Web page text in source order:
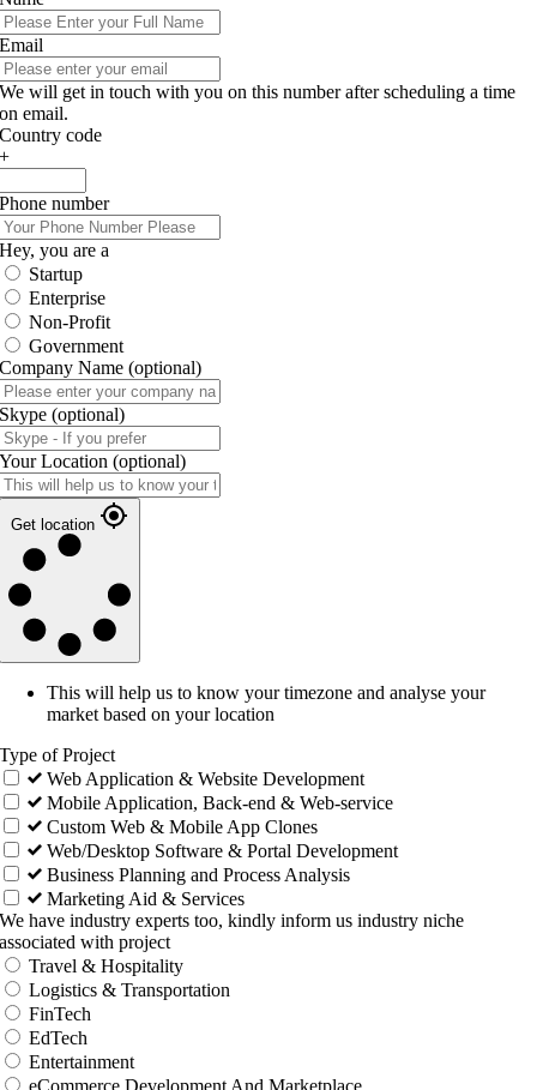
Email
We will get in touch with you on this number after scheduling a time
on email.
Country code
+
Phone number
Hey, you are a
Startup
Enterprise
Non-Profit
Government
Company Name (optional)
Skype (optional)
Your Location (optional)
Get location
This will help us to know your timezone and analyse your
market based on your location
Type of Project
Web Application & Website Development
Mobile Application, Back-end & Web-service
Custom Web & Mobile App Clones
Web/Desktop Software & Portal Development
Business Planning and Process Analysis
Marketing Aid & Services
We have industry experts too, kindly inform us industry niche
associated with project
Travel & Hospitality
Logistics & Transportation
FinTech
EdTech
Entertainment